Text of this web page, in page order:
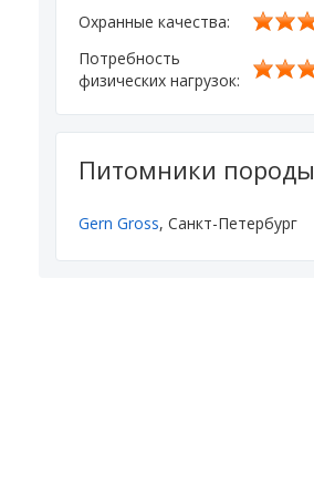
Охранные качества:
Потребность
физических нагрузок:
Питомники породы
Gern Gross, Санкт-Петербург